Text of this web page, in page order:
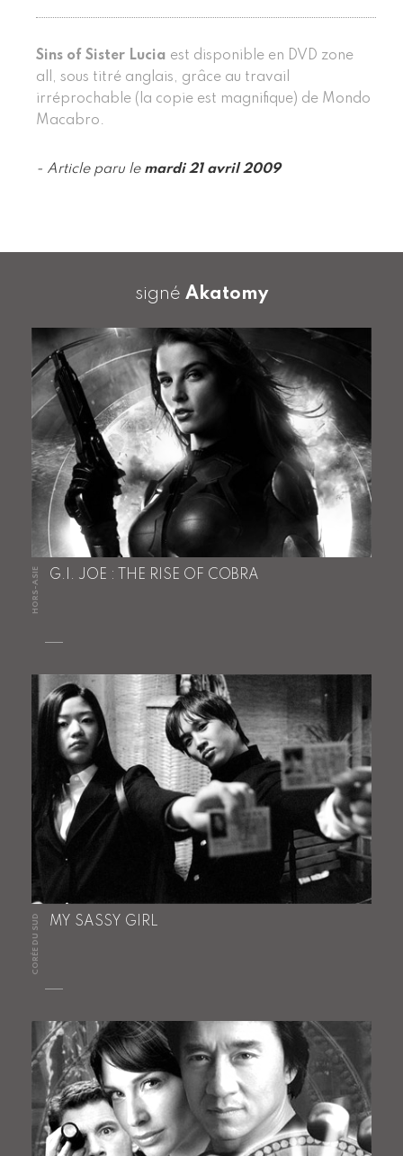
Sins of Sister Lucia est disponible en DVD zone
all, sous titré anglais, grâce au travail
irréprochable (la copie est magnifique) de Mondo
Macabro.
- Article paru le mardi 21 avril 2009
signé Akatomy
HORS-ASIE G.I. JOE : THE RISE OF COBRA
CORÉE DU SUD MY SASSY GIRL